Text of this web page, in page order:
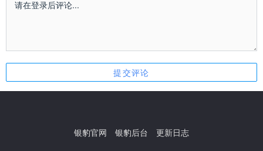
银豹官网 银豹后台 更新日志